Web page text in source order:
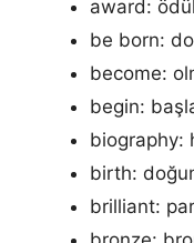
award: ödül
be born:
become:
begin:
biography:
birth:
brilliant: